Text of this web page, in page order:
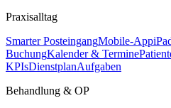
Praxisalltag
Smarter PosteingangMobile-App
BuchungKalender & Termine
KPIsDienstplanAufgaben
Behandlung & OP